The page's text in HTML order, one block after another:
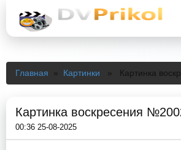
Главная » Картинки » Картинка
Картинка воскресения
00:36 25-08-2025